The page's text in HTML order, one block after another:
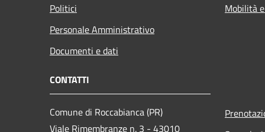
Politici
Personale Amministrativo
Documenti e dati
Mobilità
CONTATTI
Comune di Roccabianca (PR)
Viale Rimembranze n. 3 - 43010